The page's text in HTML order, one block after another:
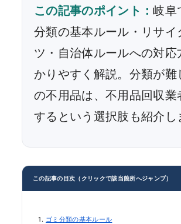
この記事のポイント：岐阜
分類の基本ルール・リサイ
ツ・自治体ルールへの対応
かりやすく解説。分類が難
の不用品は、不用品回収業
するという選択肢も紹介し
この記事の目次（クリックで該当箇所へジャンプ）
ゴミ分類の基本ルール